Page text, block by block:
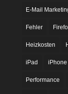
E-Mail
Fehler
Heizkosten
iPad iPhone
Performance